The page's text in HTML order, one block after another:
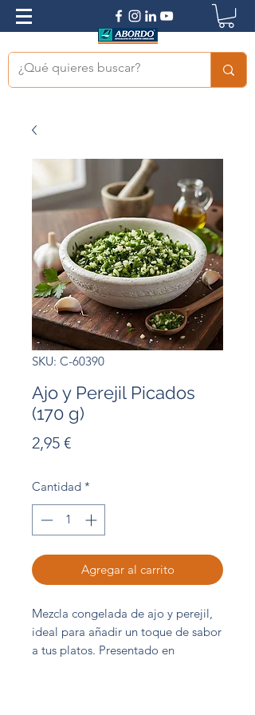
SKU: C-60390
Ajo y Perejil Picados
(170 g)
2,95 €Precio
Cantidad *
Agregar al carrito
Mezcla congelada de ajo y perejil,
ideal para añadir un toque de sabor
a tus platos. Presentado en